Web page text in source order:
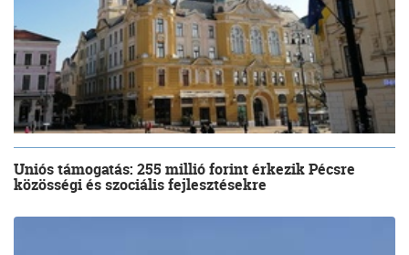
Uniós támogatás: 255 millió forint érkezik Pécsre
közösségi és szociális fejlesztésekre